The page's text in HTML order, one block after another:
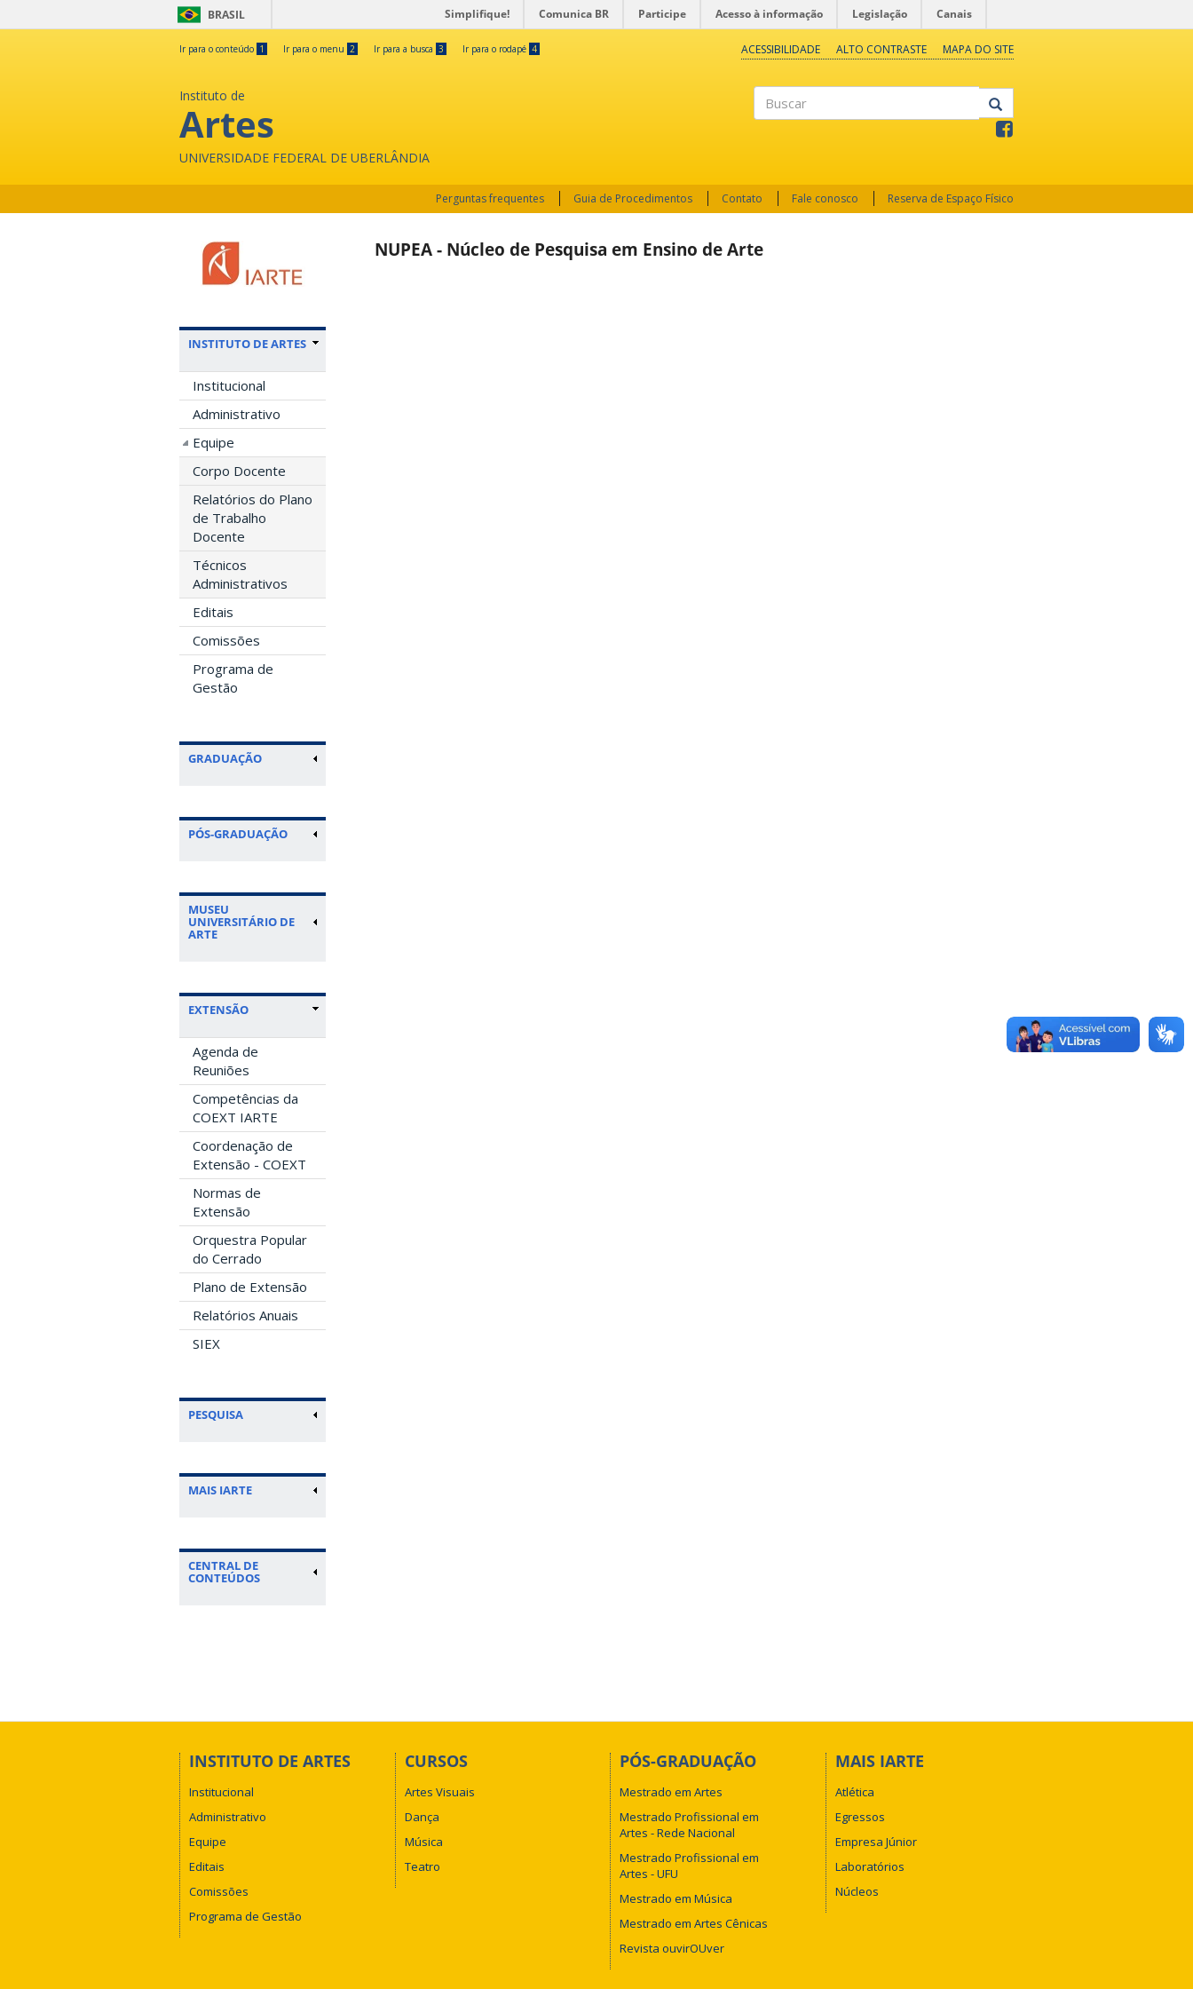
BRASIL Simplifique! Comunica BR Participe Acesso à informação Legislação Canais
Ir para o conteúdo 1 Ir para o menu 2 Ir para a busca 3 Ir para o rodapé 4 ACESSIBILIDADE ALTO CONTRASTE MAPA DO SITE
Instituto de
Artes
UNIVERSIDADE FEDERAL DE UBERLÂNDIA
Perguntas frequentes Guia de Procedimentos Contato Fale conosco Reserva de Espaço Físico
INSTITUTO DE ARTES
Institucional
Administrativo
Equipe
Corpo Docente
Relatórios do Plano
de Trabalho
Docente
Técnicos
Administrativos
Editais
Comissões
Programa de
Gestão
GRADUAÇÃO
PÓS-GRADUAÇÃO
MUSEU
UNIVERSITÁRIO DE
ARTE
EXTENSÃO
Agenda de
Reuniões
Competências da
COEXT IARTE
Coordenação de
Extensão - COEXT
Normas de
Extensão
Orquestra Popular
do Cerrado
Plano de Extensão
Relatórios Anuais
SIEX
PESQUISA
MAIS IARTE
CENTRAL DE
CONTEÚDOS
NUPEA - Núcleo de Pesquisa em Ensino de Arte
INSTITUTO DE ARTES
Institucional
Administrativo
Equipe
Editais
Comissões
Programa de Gestão
CURSOS
Artes Visuais
Dança
Música
Teatro
PÓS-GRADUAÇÃO
Mestrado em Artes
Mestrado Profissional em
Artes - Rede Nacional
Mestrado Profissional em
Artes - UFU
Mestrado em Música
Mestrado em Artes Cênicas
Revista ouvirOUver
MAIS IARTE
Atlética
Egressos
Empresa Júnior
Laboratórios
Núcleos